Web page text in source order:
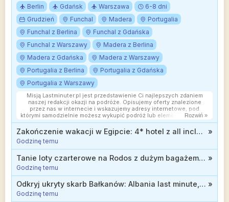
Berlin Gdańsk Warszawa
6-8 dni
Grudzień
Funchal Madera
Portugalia
Funchal z Berlina
Funchal z Gdańska
Funchal z Warszawy
Madera z Berlina
Madera z Gdańska
Madera z Warszawy
Portugalia z Berlina
Portugalia z Gdańska
Portugalia z Warszawy
Misją Lastminuter.pl jest przedstawienie Ci najlepszych zdaniem
naszej redakcji okazji na podróże. Opisujemy oferty znalezione
przez nas w internecie i wskazujemy adresy internetowe, pod
którymi samodzielnie możesz wykupić podróż lub elementy podróży.
Ceny w artykułach są aktualne w chwili publikacji. Możemy
otrzymywać wynagrodzenie od partnerów handlowych, do których
Cię przekierowujemy. Nie ma to wpływu na cenę Twojej wycieczki.
Rozwiń »
Zakończenie wakacji w Egipcie: 4* hotel z all inclusive od 2499 zł »
Godzinę temu
Tanie loty czarterowe na Rodos z dużym bagażem od 299 zł »
Godzinę temu
Odkryj ukryty skarb Bałkanów: Albania last minute, 3* hotel z wyżywieniem od 2244 zł »
Godzinę temu